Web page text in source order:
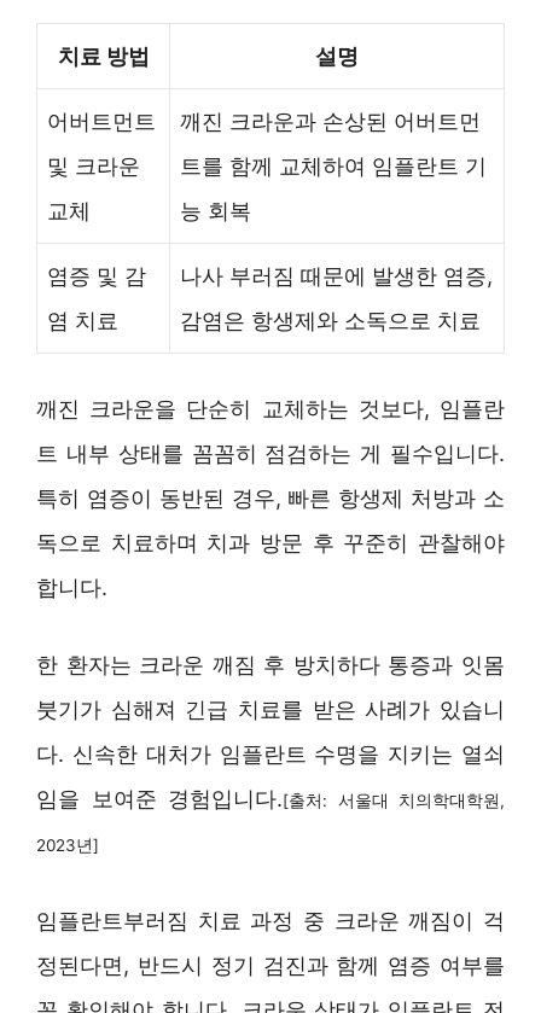
치료 방법 설명
어버트먼트
및 크라운
교체
깨진 크라운과 손상된 어버트먼
트를 함께 교체하여 임플란트 기
능 회복
염증 및 감
염 치료
나사 부러짐 때문에 발생한 염증,
감염은 항생제와 소독으로 치료
깨진 크라운을 단순히 교체하는 것보다, 임플란
트 내부 상태를 꼼꼼히 점검하는 게 필수입니다.
특히 염증이 동반된 경우, 빠른 항생제 처방과 소
독으로 치료하며 치과 방문 후 꾸준히 관찰해야
합니다.
한 환자는 크라운 깨짐 후 방치하다 통증과 잇몸
붓기가 심해져 긴급 치료를 받은 사례가 있습니
다. 신속한 대처가 임플란트 수명을 지키는 열쇠
임을 보여준 경험입니다.[출처: 서울대 치의학대학원,
2023년]
임플란트부러짐 치료 과정 중 크라운 깨짐이 걱
정된다면, 반드시 정기 검진과 함께 염증 여부를